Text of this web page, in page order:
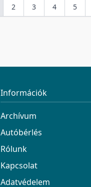
2 3 4 5
Információk
Archívum
Autóbérlés
Rólunk
Kapcsolat
Adatvédelem